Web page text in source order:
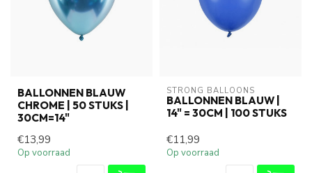
BALLONNEN BLAUW
CHROME | 50 STUKS |
30CM=14"
€13,99
Op voorraad
STRONG BALLOONS
BALLONNEN BLAUW |
14" = 30CM | 100 STUKS
€11,99
Op voorraad